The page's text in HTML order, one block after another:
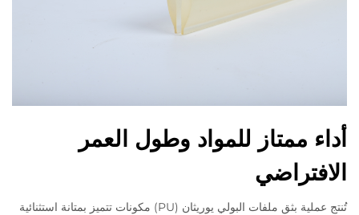
أداء ممتاز للمواد وطول العمر
الافتراضي
تُنتج عملية بثق ملفات البولي يوريثان (PU) مكونات تتميز بمتانة استثنائية